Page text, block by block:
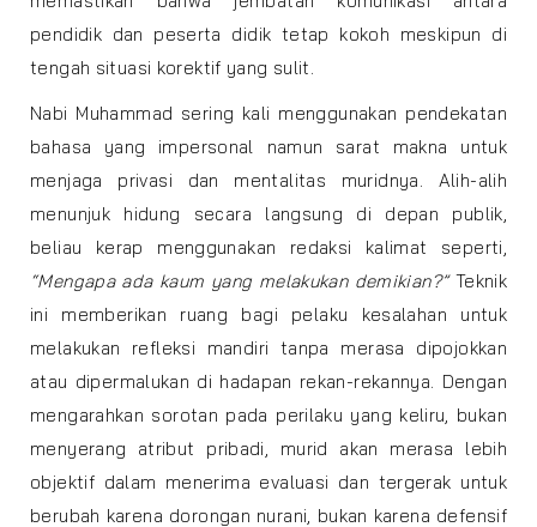
pendidik dan peserta didik tetap kokoh meskipun di
tengah situasi korektif yang sulit.
Nabi Muhammad sering kali menggunakan pendekatan
bahasa yang impersonal namun sarat makna untuk
menjaga privasi dan mentalitas muridnya. Alih-alih
menunjuk hidung secara langsung di depan publik,
beliau kerap menggunakan redaksi kalimat seperti,
“Mengapa ada kaum yang melakukan demikian?”Teknik
ini memberikan ruang bagi pelaku kesalahan untuk
melakukan refleksi mandiri tanpa merasa dipojokkan
atau dipermalukan di hadapan rekan-rekannya. Dengan
mengarahkan sorotan pada perilaku yang keliru, bukan
menyerang atribut pribadi, murid akan merasa lebih
objektif dalam menerima evaluasi dan tergerak untuk
berubah karena dorongan nurani, bukan karena defensif